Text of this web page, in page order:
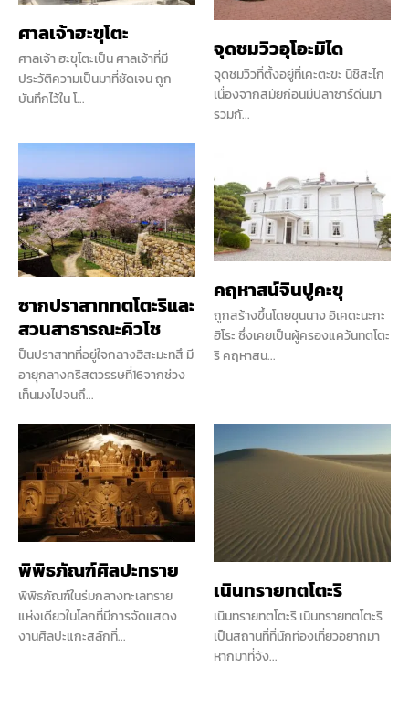
ศาลเจ้าฮะขุโตะ
ศาลเจ้า ฮะขุโตะเป็น ศาลเจ้าที่มี
ประวัติความเป็นมาที่ชัดเจน ถูก
บันทึกไว้ใน โ...
จุดชมวิวอุโอะมิได
จุดชมวิวที่ตั้งอยู่ที่เคะตะขะ นิชิสะไก
เนื่องจากสมัยก่อนมีปลาซาร์ดีนมา
รวมกั...
ซากปราสาททตโตะริและ
สวนสาธารณะคิวโช
ป็นปราสาทที่อยู่ใจกลางฮิสะมะทสึ มี
อายุกลางคริสตวรรษที่16จากช่วง
เท็นมงไปจนถึ...
คฤหาสน์จินปูคะขุ
ถูกสร้างขึ้นโดยขุนนาง อิเคดะนะกะ
ฮิโระ ซึ่งเคยเป็นผู้ครองแคว้นทตโตะ
ริ คฤหาสน...
พิพิธภัณฑ์ศิลปะทราย
พิพิธภัณฑ์ในร่มกลางทะเลทราย
แห่งเดียวในโลกที่มีการจัดแสดง
งานศิลปะแกะสลักที่...
เนินทรายทตโตะริ
เนินทรายทตโตะริ เนินทรายทตโตะริ
เป็นสถานที่ที่นักท่องเที่ยวอยากมา
หากมาที่จัง...